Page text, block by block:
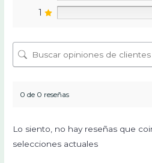
1
0 de 0 reseñas
Lo siento, no hay reseñas que
selecciones actuales